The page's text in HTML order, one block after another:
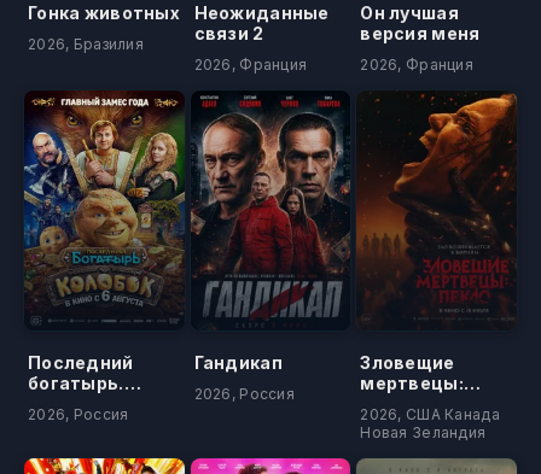
Гонка животных
2026, Бразилия
Неожиданные
связи 2
2026, Франция
Он лучшая
версия меня
2026, Франция
Последний
богатырь.
2026, Россия
Гандикап
2026, Россия
Зловещие
мертвецы:
2026, США Канада
Новая Зеландия